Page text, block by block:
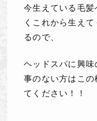
今生えている毛
くこれから生え
るので、
ヘッドスパに興
事のない方はこ
てください！！